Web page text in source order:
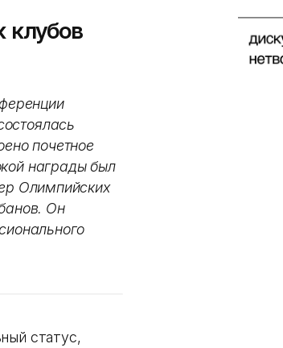
почетное
награды был
Олимпийских
Он
статус,